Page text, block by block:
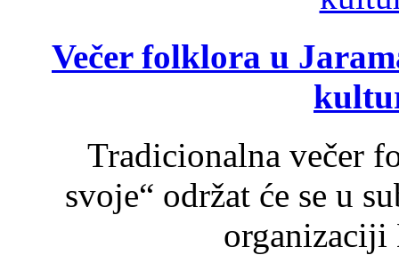
Večer folklora u
Tradicionalna večer
svoje“ održat će se u
organizaciji